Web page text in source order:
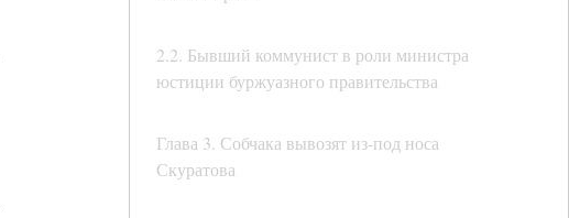
2.2. Бывший коммунист в роли министра
юстиции буржуазного правительства
Глава 3. Собчака вывозят из-под носа
Скуратова